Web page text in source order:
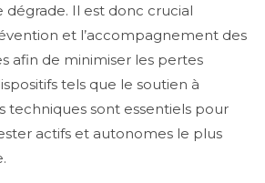
dégrade. Il est donc crucial
et l’accompagnement des
afin de minimiser les pertes
tels que le soutien à
techniques sont essentiels pour
actifs et autonomes le plus